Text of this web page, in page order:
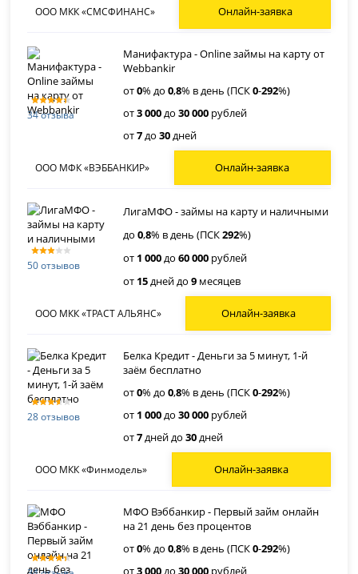
ООО МКК «СМСФИНАНС» Онлайн-заявка
34 отзыва
Манифактура - Online займы на карту от
Webbankir
от0% до0,8% в день (ПСК0-292%)
от3 000до30 000 рублей
от7до30дней
ООО МФК «ВЭББАНКИР» Онлайн-заявка
50 отзывов
ЛигаМФО - займы на карту и наличными
до0,8% в день (ПСК292%)
от 1 000до60 000 рублей
от 15дней до9 месяцев
ООО МКК «ТРАСТ АЛЬЯНС» Онлайн-заявка
28 отзывов
Белка Кредит - Деньги за 5 минут, 1-й
заём бесплатно
от0% до0,8% в день (ПСК0-292%)
от 1 000до30 000 рублей
от7дней до30дней
ООО МКК «Финмодель» Онлайн-заявка
МФО Вэббанкир - Первый займ онлайн
на 21 день без процентов
от0% до0,8% в день (ПСК0-292%)